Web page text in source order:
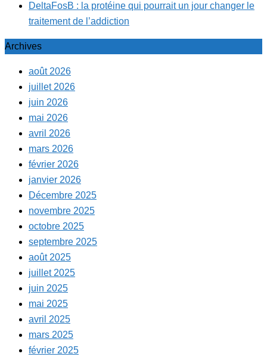
DeltaFosB : la protéine qui pourrait un jour changer le
traitement de l’addiction
Archives
août 2026
juillet 2026
juin 2026
mai 2026
avril 2026
mars 2026
février 2026
janvier 2026
Décembre 2025
novembre 2025
octobre 2025
septembre 2025
août 2025
juillet 2025
juin 2025
mai 2025
avril 2025
mars 2025
février 2025